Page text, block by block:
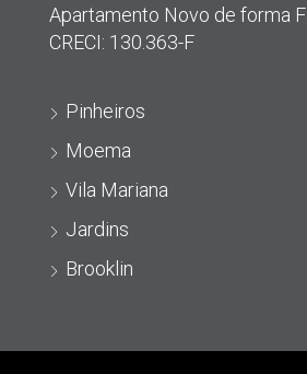
Apartamento Novo de forma
CRECI: 130.363-F
Pinheiros
Moema
Vila Mariana
Jardins
Brooklin